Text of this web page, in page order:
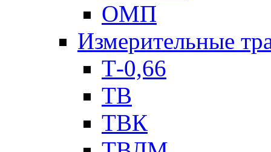
ОМП
Измерительные
Т-0,66
ТВ
ТВК